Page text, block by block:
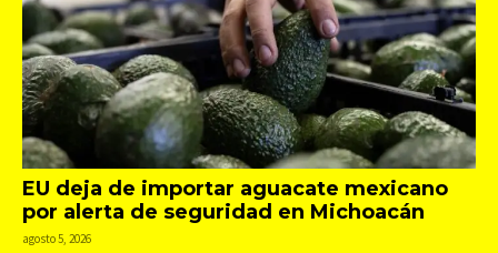
EU deja de importar aguacate mexicano
por alerta de seguridad en Michoacán
agosto 5, 2026